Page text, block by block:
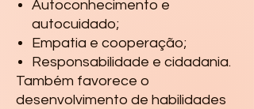
Autoconhecimento e
autocuidado;
Empatia e cooperação;
Responsabilidade e cidadania.
Também favorece o
desenvolvimento de habilidades